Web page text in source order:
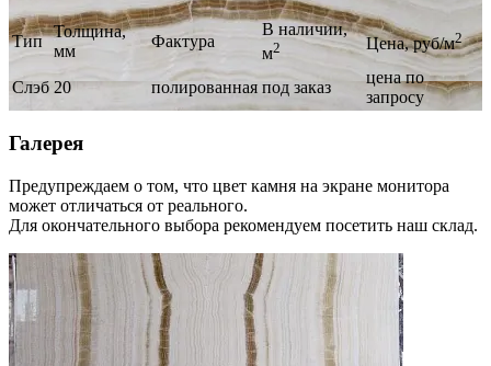
Тип
Толщина,
мм
Фактура
В наличии,
м2 Цена, руб/м2
Слэб 20 полированная под заказ
цена по
запросу
Галерея
Предупреждаем о том, что цвет камня на экране монитора
может отличаться от реального.
Для окончательного выбора рекомендуем посетить наш склад.